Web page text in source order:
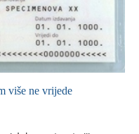
više ne vrijede